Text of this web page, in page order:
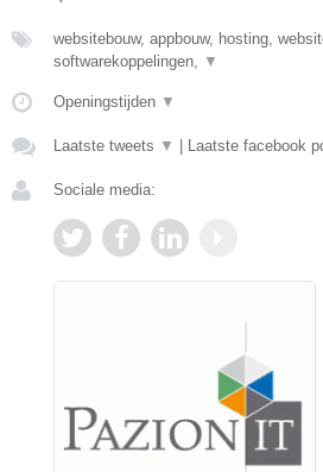
websitebouw, appbouw, hosting,
softwarekoppelingen,
▼
Openingstijden ▼
Laatste tweets ▼ Laatste facebook
Sociale media: